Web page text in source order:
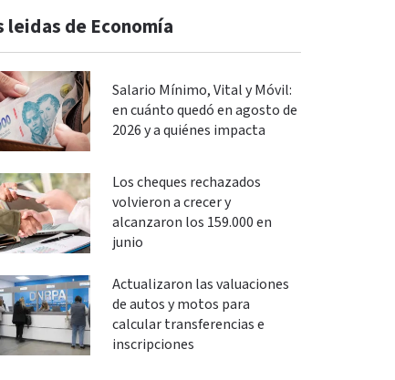
leidas de Economía
Salario Mínimo, Vital y Móvil:
en cuánto quedó en agosto de
2026 y a quiénes impacta
Los cheques rechazados
volvieron a crecer y
alcanzaron los 159.000 en
junio
Actualizaron las valuaciones
de autos y motos para
calcular transferencias e
inscripciones